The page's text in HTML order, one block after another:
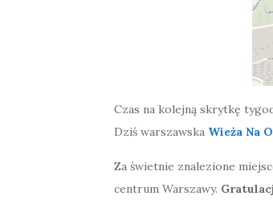
Czas na kolejną skrytkę
Dziś warszawska Wieża Na
Za świetnie znalezione
centrum Warszawy.